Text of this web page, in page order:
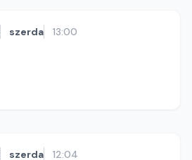
szerda 13:00
szerda 12:04